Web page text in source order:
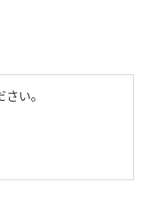
い。